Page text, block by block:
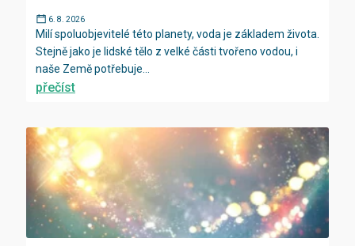
6. 8. 2026
Milí spoluobjevitelé této planety, voda je základem života.
Stejně jako je lidské tělo z velké části tvořeno vodou, i
naše Země potřebuje...
přečíst